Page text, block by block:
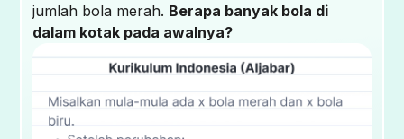
jumlah bola merah. Berapa banyak bola di
dalam kotak pada awalnya?